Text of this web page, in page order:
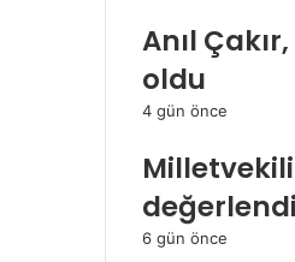
Anıl
oldu
4 gün önce
6 gün önce